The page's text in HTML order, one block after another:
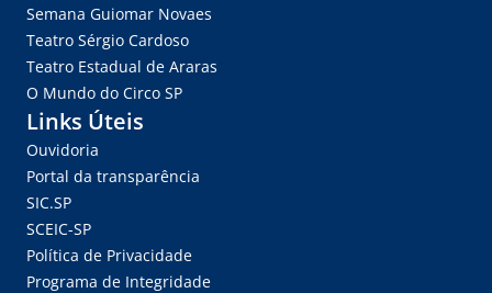
Semana Guiomar Novaes
Teatro Sérgio Cardoso
Teatro Estadual de Araras
O Mundo do Circo SP
Links Úteis
Ouvidoria
Portal da transparência
SIC.SP
SCEIC-SP
Política de Privacidade
Programa de Integridade